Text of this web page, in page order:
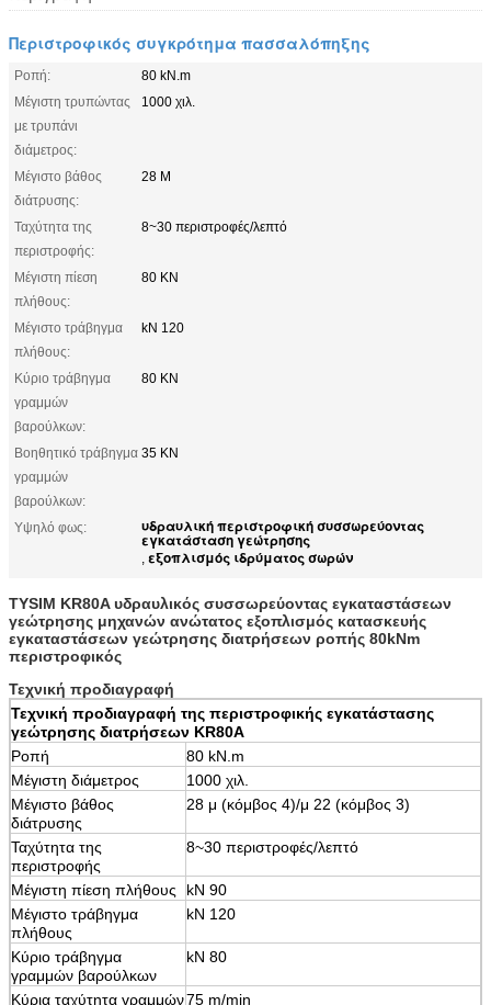
Περιστροφικός συγκρότημα πασσαλόπηξης
Ροπή:
80 kN.m
Μέγιστη τρυπώντας
με τρυπάνι
διάμετρος:
1000 χιλ.
Μέγιστο βάθος
διάτρυσης:
28 Μ
Ταχύτητα της
περιστροφής:
8~30 περιστροφές/λεπτό
Μέγιστη πίεση
πλήθους:
80 KN
Μέγιστο τράβηγμα
πλήθους:
kN 120
Κύριο τράβηγμα
γραμμών
βαρούλκων:
80 KN
Βοηθητικό τράβηγμα
γραμμών
βαρούλκων:
35 KN
Υψηλό φως: υδραυλική περιστροφική συσσωρεύοντας
εγκατάσταση γεώτρησης
, εξοπλισμός ιδρύματος σωρών
TYSIM KR80A υδραυλικός συσσωρεύοντας εγκαταστάσεων
γεώτρησης μηχανών ανώτατος εξοπλισμός κατασκευής
εγκαταστάσεων γεώτρησης διατρήσεων ροπής 80kNm
περιστροφικός
Τεχνική προδιαγραφή
Τεχνική προδιαγραφή της περιστροφικής εγκατάστασης
γεώτρησης διατρήσεων KR80A
Ροπή
80 kN.m
Μέγιστη διάμετρος
1000 χιλ.
Μέγιστο βάθος
διάτρυσης
28 μ (κόμβος 4)/μ 22 (κόμβος 3)
Ταχύτητα της
περιστροφής
8~30 περιστροφές/λεπτό
Μέγιστη πίεση πλήθους
kN 90
Μέγιστο τράβηγμα
πλήθους
kN 120
Κύριο τράβηγμα
γραμμών βαρούλκων
kN 80
Κύρια ταχύτητα γραμμών75 m/min